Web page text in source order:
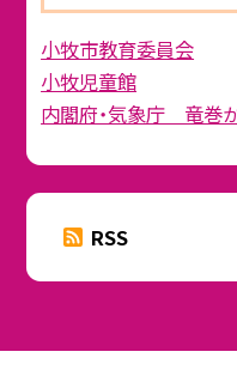
小牧市教育委員会
小牧児童館
内閣府・気象庁 竜巻か
RSS